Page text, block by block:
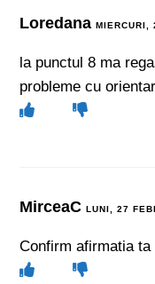
LoredanaMIERCURI,
la punctul 8 ma
probleme cu
MirceaCLUNI, 27
Confirm afirmatia ta